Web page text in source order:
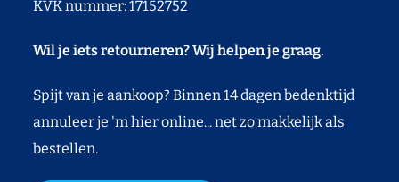
KVK nummer: 17152752
Wil je iets retourneren? Wij helpen je graag.
Spijt van je aankoop? Binnen 14 dagen bedenktijd
annuleer je 'm hier online... net zo makkelijk als
bestellen.